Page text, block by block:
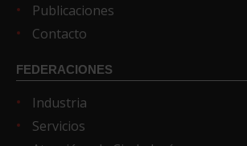
Publicaciones
Contacto
FEDERACIONES
Industria
Servicios